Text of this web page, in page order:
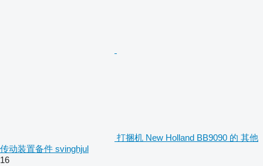
打捆机 New Holland BB9090 的 其他
传动装置备件 svinghjul
16